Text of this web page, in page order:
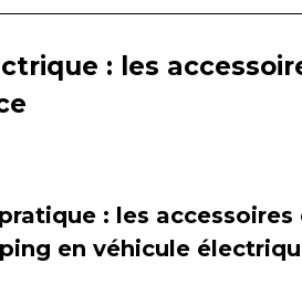
: les
: les accessoires
en véhicule